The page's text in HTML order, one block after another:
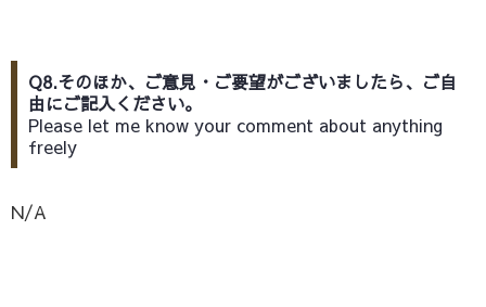
Q8.そのほか、ご意見・ご要望がございましたら、ご自
由にご記入ください。
Please let me know your comment about anything
freely
N/A